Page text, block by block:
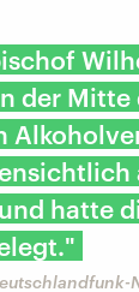
der Mitte
hatte